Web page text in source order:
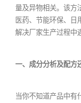
量及异物相关。该方
医药、节能环保、日
解决厂家生产过程中
一、成分分析及配方
当你不知道产品中有